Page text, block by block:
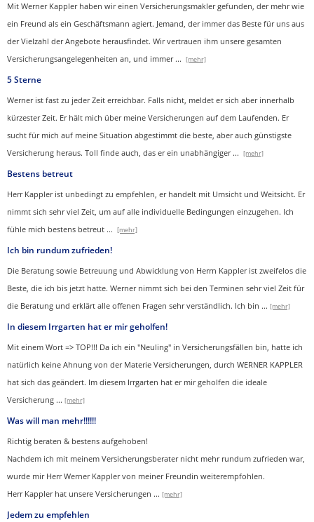
Mit Werner Kappler haben wir einen Ver­sicherungs­makler gefunden, der mehr wie
ein Freund als ein Geschäftsmann agiert. Jemand, der immer das Beste für uns aus
der Vielzahl der Angebote herausfindet. Wir vertrauen ihm unsere gesamten
Versicherungsangelegenheiten an, und immer... [mehr]
5 Sterne
Werner ist fast zu jeder Zeit erreichbar. Falls nicht, meldet er sich aber innerhalb
kürzester Zeit. Er hält mich über meine Versicherungen auf dem Laufenden. Er
sucht für mich auf meine Situation abgestimmt die beste, aber auch günstigste
Versicherung heraus. Toll finde auch, das er ein unabhängiger ... [mehr]
Bestens betreut
Herr Kappler ist unbedingt zu empfehlen, er handelt mit Umsicht und Weitsicht. Er
nimmt sich sehr viel Zeit, um auf alle individuelle Bedingungen einzugehen. Ich
fühle mich bestens betreut ... [mehr]
Ich bin rundum zufrieden!
Die Beratung sowie Betreuung und Abwicklung von Herrn Kappler ist zweifelos die
Beste, die ich bis jetzt hatte. Werner nimmt sich bei den Terminen sehr viel Zeit für
die Beratung und erklärt alle offenen Fragen sehr verständlich. Ich bin ... [mehr]
In diesem Irrgarten hat er mir geholfen!
Mit einem Wort => TOP!!! Da ich ein "Neuling" in Versicherungsfällen bin, hatte ich
natürlich keine Ahnung von der Materie Versicherungen, durch WERNER KAPPLER
hat sich das geändert. Im diesem Irrgarten hat er mir geholfen die ideale
Versicherung ... [mehr]
Was will man mehr!!!!!!
Richtig beraten & bestens aufgehoben!
Nachdem ich mit meinem Versicherungsberater nicht mehr rundum zufrieden war,
wurde mir Herr Werner Kappler von meiner Freundin weiterempfohlen.
Herr Kappler hat unsere Versicherungen ... [mehr]
Jedem zu empfehlen